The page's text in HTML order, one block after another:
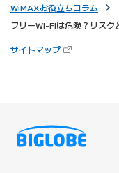
WiMAXお役立ちコラム
フリーWi-Fiは危険？リスク
サイトマップ（新しいタブで